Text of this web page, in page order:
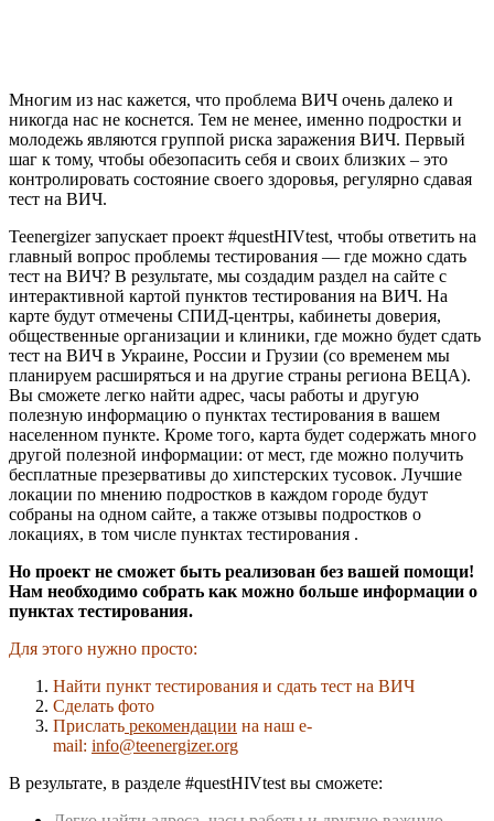
Многим из нас кажется, что проблема ВИЧ очень далеко и
никогда нас не коснется. Тем не менее, именно подростки и
молодежь являются группой риска заражения ВИЧ. Первый
шаг к тому, чтобы обезопасить себя и своих близких – это
контролировать состояние своего здоровья, регулярно сдавая
тест на ВИЧ.
Teenergizer запускает проект #questHIVtest, чтобы ответить на
главный вопрос проблемы тестирования — где можно сдать
тест на ВИЧ? В результате, мы создадим раздел на сайте с
интерактивной картой пунктов тестирования на ВИЧ. На
карте будут отмечены СПИД-центры, кабинеты доверия,
общественные организации и клиники, где можно будет сдать
тест на ВИЧ в Украине, России и Грузии (со временем мы
планируем расширяться и на другие страны региона ВЕЦА).
Вы сможете легко найти адрес, часы работы и другую
полезную информацию о пунктах тестирования в вашем
населенном пункте. Кроме того, карта будет содержать много
другой полезной информации: от мест, где можно получить
бесплатные презервативы до хипстерских тусовок. Лучшие
локации по мнению подростков в каждом городе будут
собраны на одном сайте, а также отзывы подростков о
локациях, в том числе пунктах тестирования .
Но проект не сможет быть реализован без вашей помощи!
Нам необходимо собрать как можно больше информации о
пунктах тестирования.
Для этого нужно просто:
Найти пункт тестирования и сдать тест на ВИЧ
Сделать фото
Прислать рекомендации на наш e-
mail: info@teenergizer.org
В результате, в разделе #questHIVtest вы сможете: